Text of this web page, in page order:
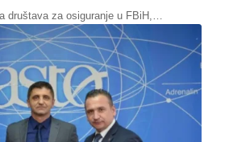
društava za osiguranje u FBiH,…